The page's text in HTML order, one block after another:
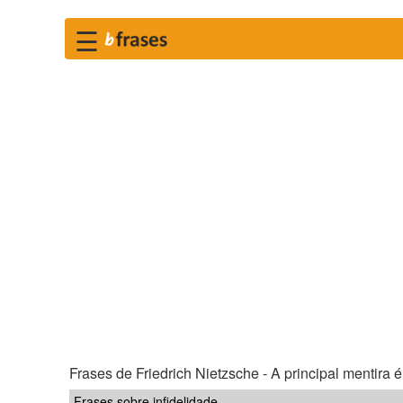
☰
Frases de Friedrich Nietzsche - A principal mentira